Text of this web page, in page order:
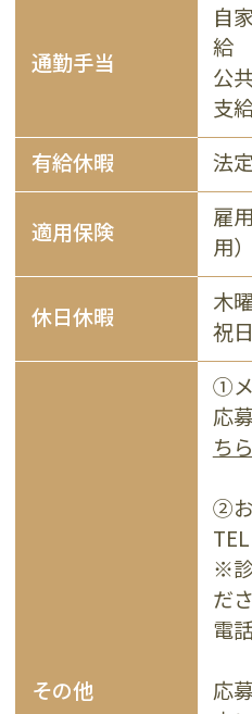
通勤手当
自
給
公
支
有給休暇
法
適用保険
雇
用
休日休暇
木
祝日
その他
①メ
応
ちら
②
TEL
※
だ
電
応